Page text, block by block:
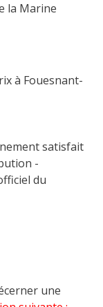
la Marine
à Fouesnant-
satisfait
-
du
une